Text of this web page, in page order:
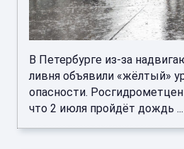
В Петербурге из-за
ливня объявили «жёлтый»
опасности.
что 2 июля пройдёт дождь ...